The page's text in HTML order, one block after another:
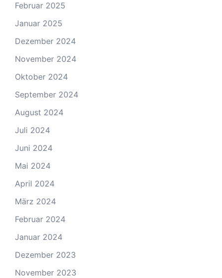
Februar 2025
Januar 2025
Dezember 2024
November 2024
Oktober 2024
September 2024
August 2024
Juli 2024
Juni 2024
Mai 2024
April 2024
März 2024
Februar 2024
Januar 2024
Dezember 2023
November 2023